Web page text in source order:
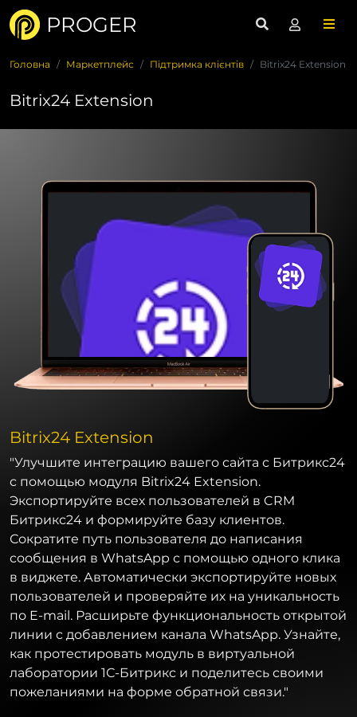
PROGER
Головна Маркетплейс Підтримка клієнтів Bitrix24 Extension
Bitrix24 Extension
Bitrix24 Extension
"Улучшите интеграцию вашего сайта с Битрикс24
с помощью модуля Bitrix24 Extension.
Экспортируйте всех пользователей в CRM
Битрикс24 и формируйте базу клиентов.
Сократите путь пользователя до написания
сообщения в WhatsApp с помощью одного клика
в виджете. Автоматически экспортируйте новых
пользователей и проверяйте их на уникальность
по E-mail. Расширьте функциональность открытой
линии с добавлением канала WhatsApp. Узнайте,
как протестировать модуль в виртуальной
лаборатории 1С-Битрикс и поделитесь своими
пожеланиями на форме обратной связи."